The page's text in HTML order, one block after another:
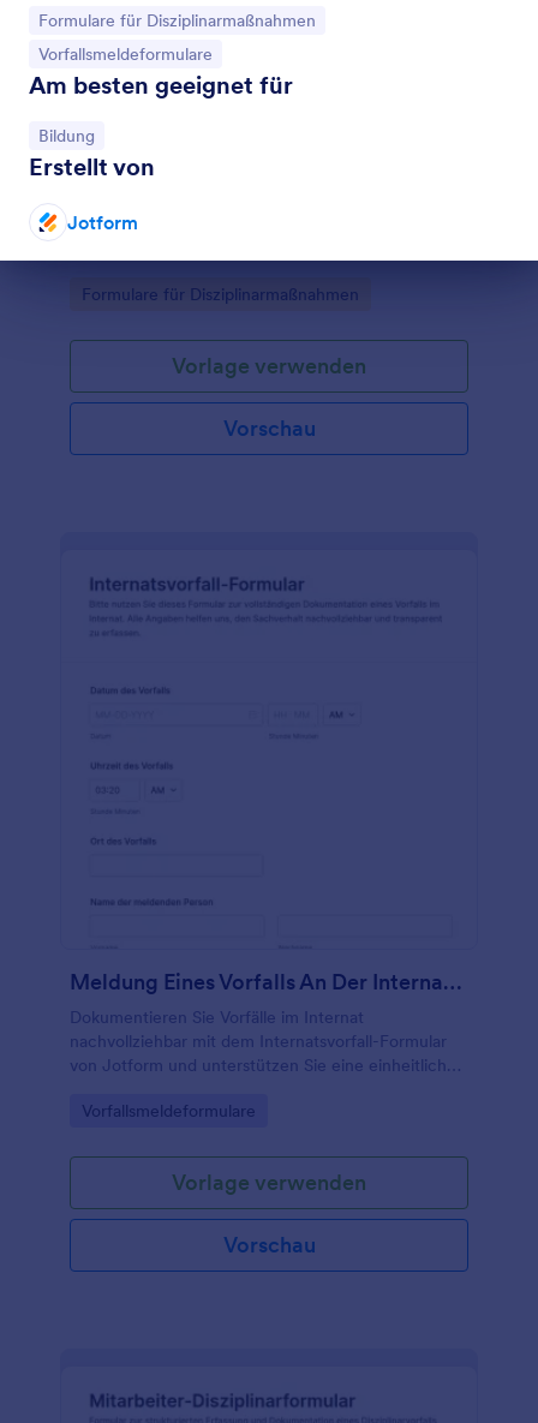
Zur Kategorie:
Formulare für Disziplinarmaßnahmen
Zur Kategorie:
Vorfallsmeldeformulare
Am besten geeignet für
Zur Kategorie:
Bildung
Erstellt von
Jotform
um Vorfälle einheitlich zu erfassen, intern
Jotform zu vereinfachen.
Go to Category:
Formulare für Disziplinarmaßnahmen
Vorlage verwenden
Vorschau
Meldung Eines Vorfalls An Der Internatsschule
Dokumentieren Sie Vorfälle im Internat
nachvollziehbar mit dem Internatsvorfall-Formular
von Jotform und unterstützen Sie eine einheitliche
Verwaltung bei jeder Formularantwort.
Go to Category:
Vorfallsmeldeformulare
Vorlage verwenden
Vorschau